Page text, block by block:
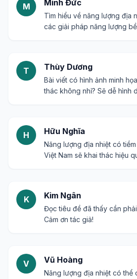
M Minh Đức
Tìm hiểu về năng lượng địa
các giải pháp năng lượng
T Thùy Dương
Bài viết có hình ảnh minh
thác không nhỉ? Sẽ dễ hình
H Hữu Nghĩa
Năng lượng địa nhiệt có
Việt Nam sẽ khai thác hiệu
K Kim Ngân
Đọc tiêu đề đã thấy cần
Cảm ơn tác giả!
V Vũ Hoàng
Năng lượng địa nhiệt có thể